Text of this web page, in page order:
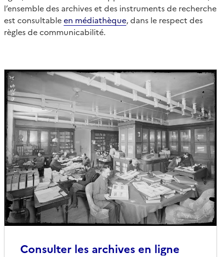
l’ensemble des archives et des instruments de recherche
est consultableen médiathèque, dans le respect des
règles de communicabilité.
Consulter les archives en ligne